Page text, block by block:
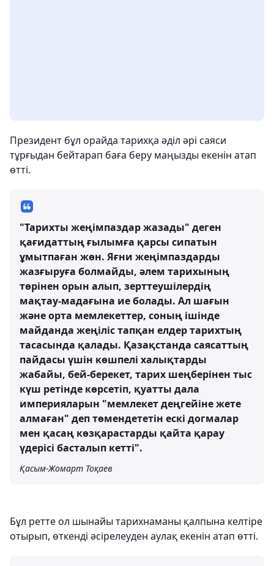
Президент бұл орайда тарихқа әділ әрі саяси
тұрғыдан бейтарап баға беру маңызды екенін атап
өтті.
"Тарихты жеңімпаздар жазады" деген
қағидаттың ғылымға қарсы сипатын
ұмытпаған жөн. Яғни жеңімпаздарды
жазғыруға болмайды, әлем тарихының
төрінен орын алып, зерттеушілердің
мақтау-мадағына ие болады. Ал шағын
және орта мемлекеттер, соның ішінде
майданда жеңіліс тапқан елдер тарихтың
тасасында қалады. Қазақстанда саясаттың
пайдасы үшін көшпелі халықтарды
жабайы, бей-берекет, тарих шеңберінен тыс
күш ретінде көрсетіп, қуатты дала
империяларын "мемлекет деңгейіне жете
алмаған" деп төмендететін ескі догмалар
мен қасаң көзқарастарды қайта қарау
үдерісі басталып кетті".
Қасым-Жомарт Тоқаев
Бұл ретте ол шынайы тарихнаманы қалпына келтіре
отырып, өткенді әсірелеуден аулақ екенін атап өтті.